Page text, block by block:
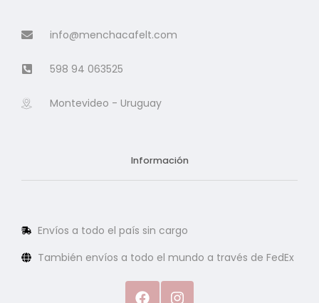
info@menchacafelt.com
598 94 063525
Montevideo - Uruguay
Información
Envíos a todo el país sin cargo
También envíos a todo el mundo a través de FedEx